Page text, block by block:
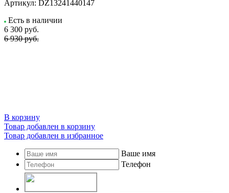
Артикул: DZ13241440147
Есть в наличии
6 300 руб.
6 930 руб.
В корзину
Товар добавлен в корзину
Товар добавлен в избранное
Ваше имя
Телефон